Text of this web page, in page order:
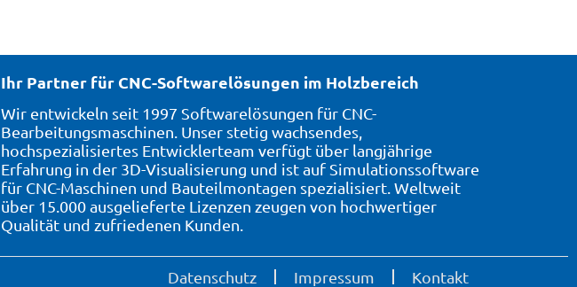
Ihr Partner für CNC-Softwarelösungen im Holzbereich
Wir entwickeln seit 1997 Softwarelösungen für CNC-
Bearbeitungsmaschinen. Unser stetig wachsendes,
hochspezialisiertes Entwicklerteam verfügt über langjährige
Erfahrung in der 3D-Visualisierung und ist auf Simulationssoftware
für CNC-Maschinen und Bauteilmontagen spezialisiert. Weltweit
über 15.000 ausgelieferte Lizenzen zeugen von hochwertiger
Qualität und zufriedenen Kunden.
Datenschutz Impressum Kontakt